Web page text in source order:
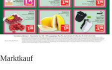
Marktkauf